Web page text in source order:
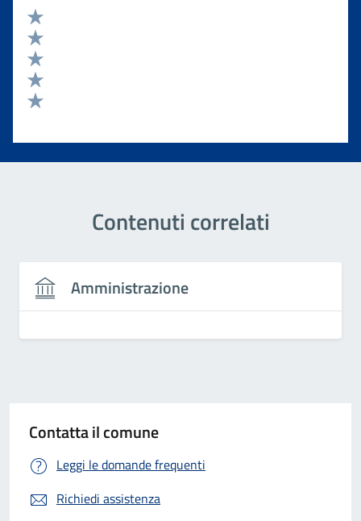
Valuta 5 stelle su 5
Valuta 4 stelle su 5
Valuta 3 stelle su 5
Valuta 2 stelle su 5
Contenuti correlati
Amministrazione
Contatta il comune
Leggi le domande frequenti
Richiedi assistenza